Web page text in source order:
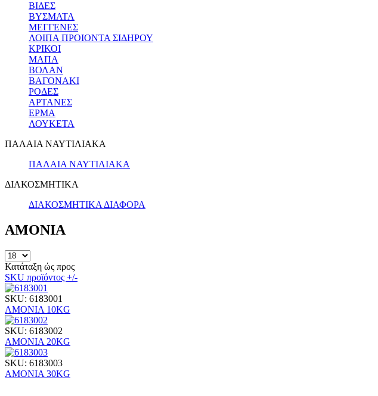
ΒΙΔΕΣ
ΒΥΣΜΑΤΑ
ΜΕΓΓΕΝΕΣ
ΛΟΙΠΑ ΠΡΟΙΟΝΤΑ ΣΙΔΗΡΟΥ
ΚΡΙΚΟΙ
ΜΑΠΑ
ΒΟΛΑΝ
ΒΑΓΟΝΑΚΙ
ΡΟΔΕΣ
ΑΡΤΑΝΕΣ
ΕΡΜΑ
ΛΟΥΚΕΤΑ
ΠΑΛΑΙΑ ΝΑΥΤΙΛΙΑΚΑ
ΠΑΛΑΙΑ ΝΑΥΤΙΛΙΑΚΑ
ΔΙΑΚΟΣΜΗΤΙΚΑ
ΔΙΑΚΟΣΜΗΤΙΚΑ ΔΙΑΦΟΡΑ
ΑΜΟΝΙΑ
Κατάταξη ώς προς
SKU προϊόντος +/-
SKU: 6183001
ΑΜΟΝΙΑ 10KG
SKU: 6183002
ΑΜΟΝΙΑ 20KG
SKU: 6183003
ΑΜΟΝΙΑ 30KG